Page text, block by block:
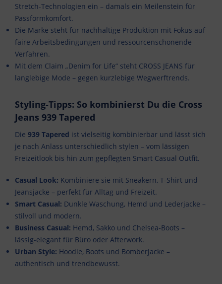
Stretch-Technologien ein – damals ein Meilenstein für
Passformkomfort.
Die Marke steht für nachhaltige Produktion mit Fokus auf
faire Arbeitsbedingungen und ressourcenschonende
Verfahren.
Mit dem Claim „Denim for Life“ steht CROSS JEANS für
langlebige Mode – gegen kurzlebige Wegwerftrends.
Styling-Tipps: So kombinierst Du die Cross
Jeans 939 Tapered
Die 939 Tapered ist vielseitig kombinierbar und lässt sich
je nach Anlass unterschiedlich stylen – vom lässigen
Freizeitlook bis hin zum gepflegten Smart Casual Outfit.
Casual Look: Kombiniere sie mit Sneakern, T-Shirt und
Jeansjacke – perfekt für Alltag und Freizeit.
Smart Casual: Dunkle Waschung, Hemd und Lederjacke –
stilvoll und modern.
Business Casual: Hemd, Sakko und Chelsea-Boots –
lässig-elegant für Büro oder Afterwork.
Urban Style: Hoodie, Boots und Bomberjacke –
authentisch und trendbewusst.